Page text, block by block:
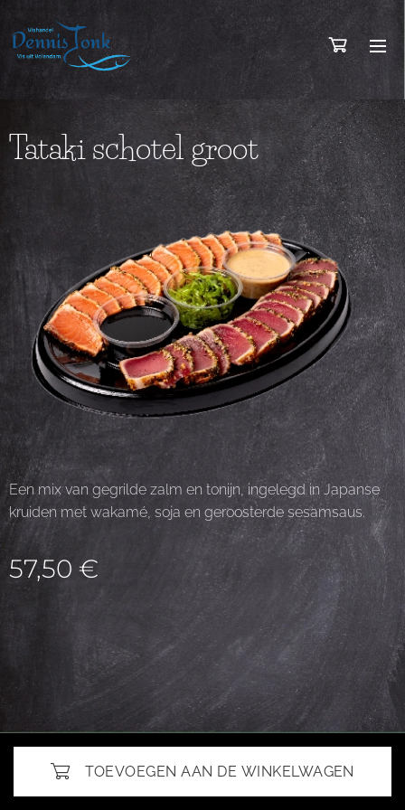
Tataki schotel groot
Een mix van gegrilde zalm en tonijn, ingelegd in Japanse
kruiden met wakamé, soja en geroosterde sesamsaus.
57,50 €
TOEVOEGEN AAN DE WINKELWAGEN